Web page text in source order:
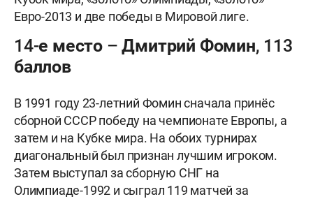
Евро-2013 и две победы в Мировой лиге.
14-е место – Дмитрий Фомин, 113
баллов
В 1991 году 23-летний Фомин сначала принёс
сборной СССР победу на чемпионате Европы, а
затем и на Кубке мира. На обоих турнирах
диагональный был признан лучшим игроком.
Затем выступал за сборную СНГ на
Олимпиаде-1992 и сыграл 119 матчей за